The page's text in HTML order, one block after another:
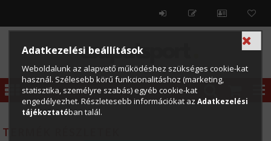
TERMÉK RÉSZLETEK
Adatkezelési beállítások
Weboldalunk az alapvető működéshez szükséges cookie-kat
használ. Szélesebb körű funkcionalitáshoz (marketing,
statisztika, személyre szabás) egyéb cookie-kat
engedélyezhet. Részletesebb információkat az Adatkezelési
tájékoztatóban talál.